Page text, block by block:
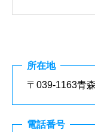
所在地
〒039-1163青
電話番号